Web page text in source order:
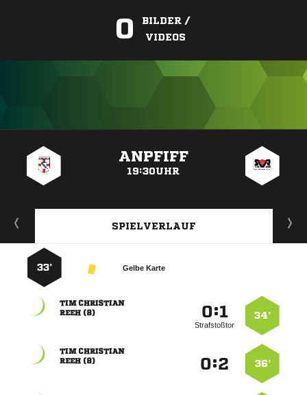
0
BILDER /
VIDEOS
ANPFIFF
19:30UHR
SPIELVERLAUF
Gelbe Karte
33’
34’
:
Strafstoßtor
 
 
36’
:
 
 